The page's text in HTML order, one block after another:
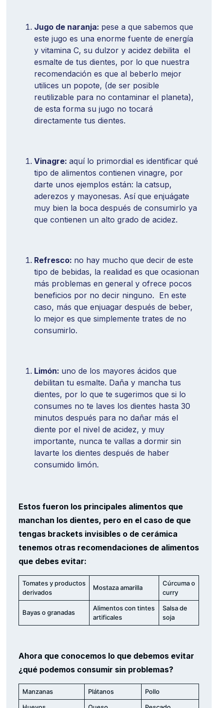
Jugo de naranja: pese a que sabemos que
este jugo es una enorme fuente de energía
y vitamina C, su dulzor y acidez debilita el
esmalte de tus dientes, por lo que nuestra
recomendación es que al beberlo mejor
utilices un popote, (de ser posible
reutilizable para no contaminar el planeta),
de esta forma su jugo no tocará
directamente tus dientes.
Vinagre:aquí lo primordial es identificar qué
tipo de alimentos contienen vinagre, por
darte unos ejemplos están: la catsup,
aderezos y mayonesas. Así que enjuágate
muy bien la boca después de consumirlo ya
que contienen un alto grado de acidez.
Refresco: no hay mucho que decir de este
tipo de bebidas, la realidad es que ocasionan
más problemas en general y ofrece pocos
beneficios por no decir ninguno. En este
caso, más que enjuagar después de beber,
lo mejor es que simplemente trates de no
consumirlo.
Limón: uno de los mayores ácidos que
debilitan tu esmalte. Daña y mancha tus
dientes, por lo que te sugerimos que si lo
consumes no te laves los dientes hasta 30
minutos después para no dañar más el
diente por el nivel de acidez, y muy
importante, nunca te vallas a dormir sin
lavarte los dientes después de haber
consumido limón.
Estos fueron los principales alimentos que
manchan los dientes, pero en el caso de que
tengas brackets invisibles o de cerámica
tenemos otras recomendaciones de alimentos
que debes evitar:
Tomates y productos
derivados
Mostaza amarilla
Cúrcuma o
curry
Bayas o granadas
Alimentos con tintes
artificales
Salsa de
soja
Ahora que conocemos lo que debemos evitar
¿qué podemos consumir sin problemas?
Manzanas Plátanos
Pollo